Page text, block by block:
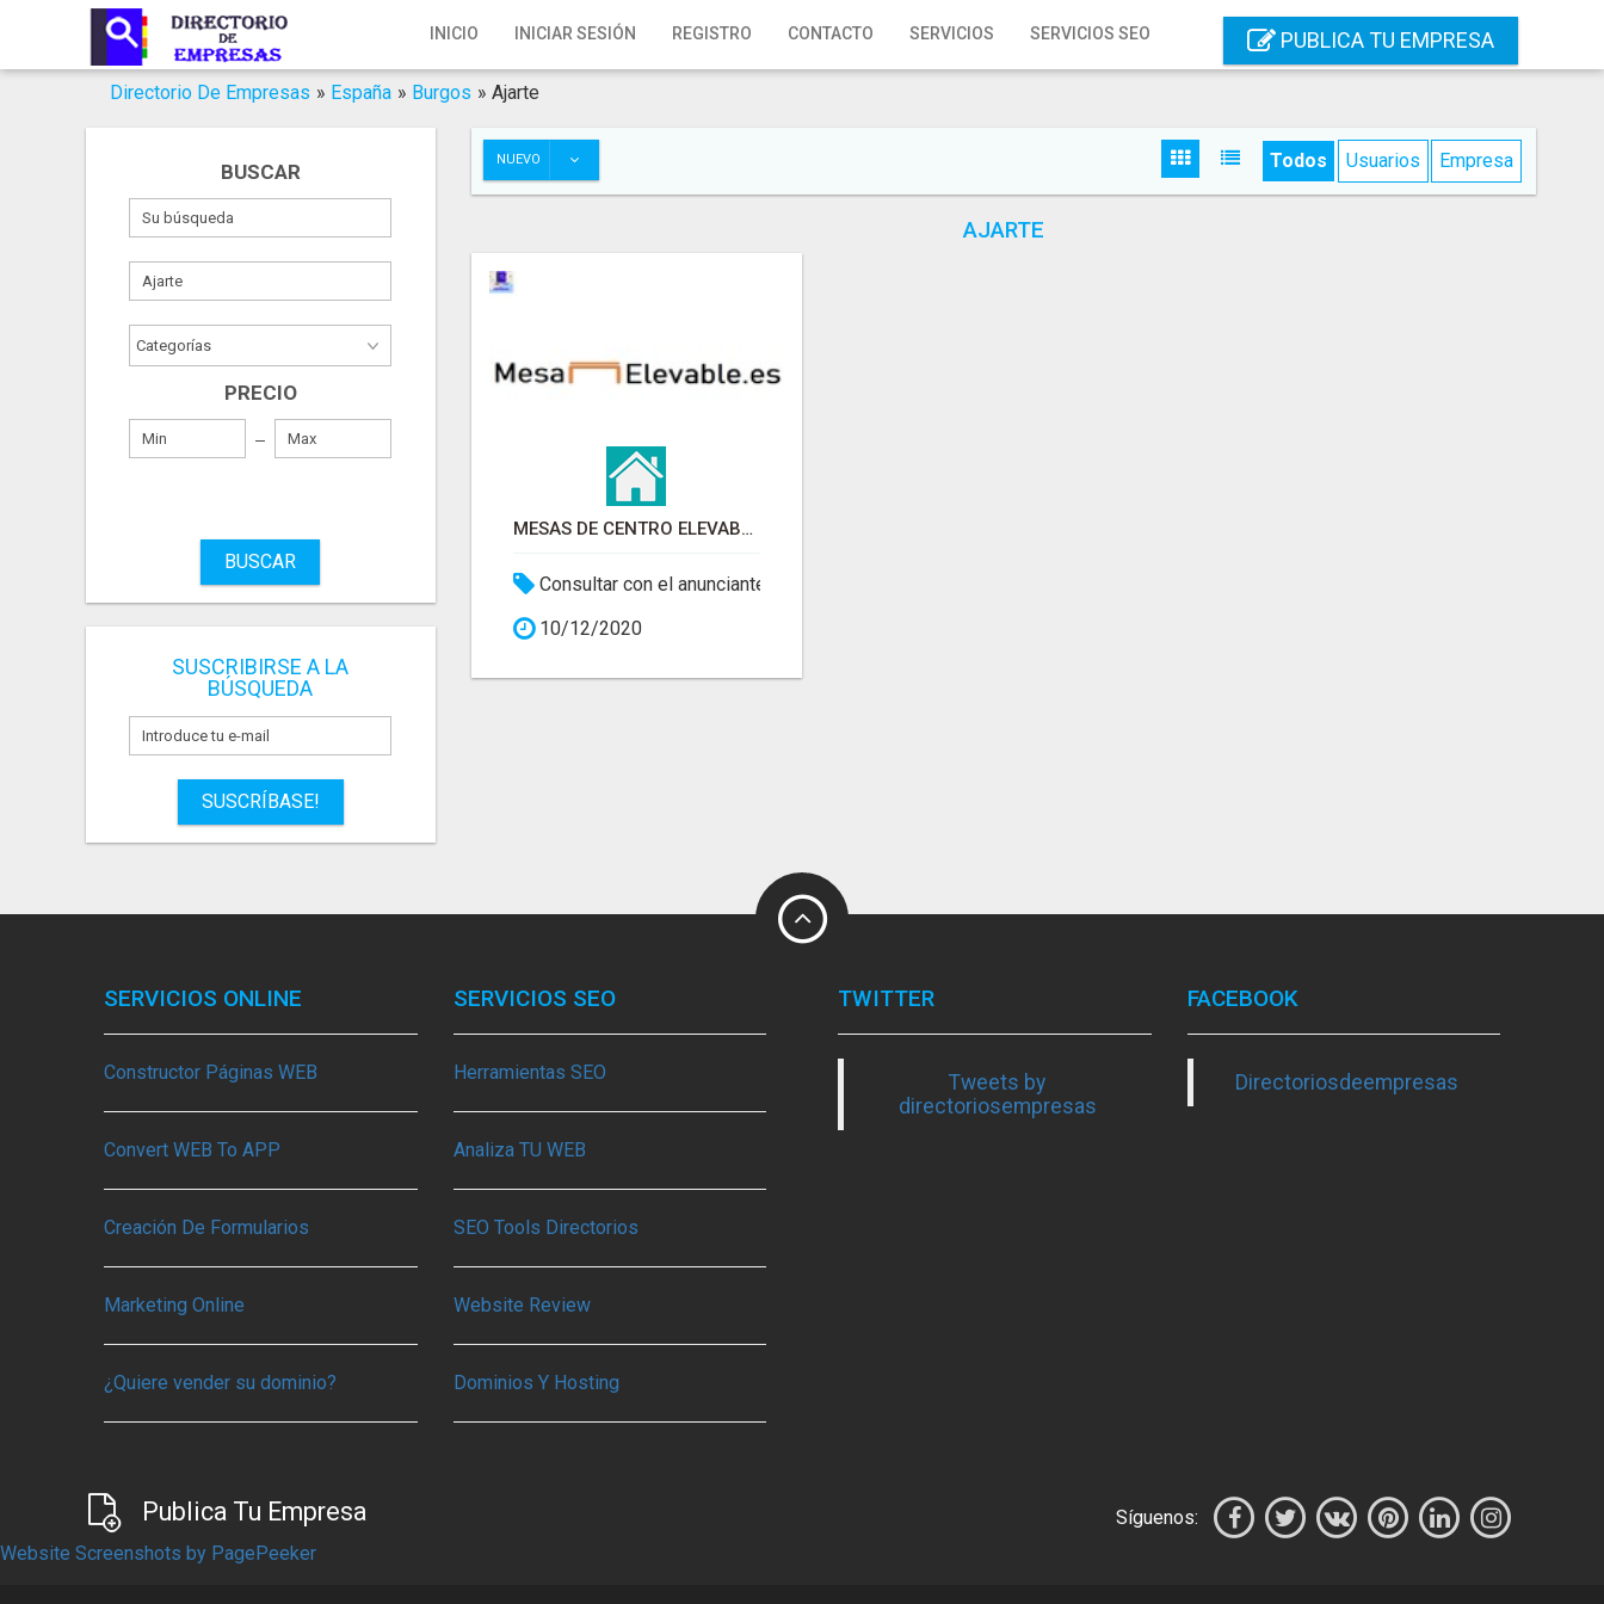
INICIO INICIAR SESIÓN REGISTRO CONTACTO SERVICIOS SERVICIOS SEO PUBLICA TU EMPRESA
Inicio
Iniciar Sesión
Servicios SEO
Publica Tu Empresa
Directorio De Empresas » España » Burgos » Ajarte
BUSCAR
PRECIO
BUSCAR
SUSCRIBIRSE A LA
BÚSQUEDA
SUSCRÍBASE!
NUEVO Todos Usuarios Empresa
AJARTE
MESAS DE CENTRO ELEVABLES
Consultar con el anunciante
10/12/2020
SERVICIOS ONLINE
Constructor Páginas WEB
Convert WEB To APP
Creación De Formularios
Marketing Online
¿Quiere vender su dominio?
SERVICIOS SEO
Herramientas SEO
Analiza TU WEB
SEO Tools Directorios
Website Review
Dominios Y Hosting
TWITTER
Tweets by
directoriosempresas
FACEBOOK
Directoriosdeempresas
Publica Tu Empresa
Síguenos:
Website Screenshots by PagePeeker